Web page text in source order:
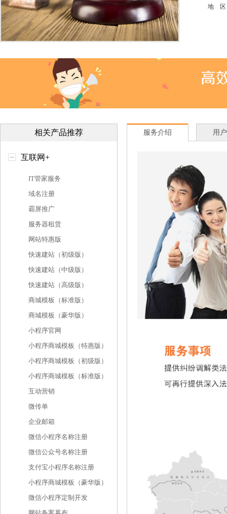
地 区
相关产品推荐
互联网+
IT管家服务
域名注册
霸屏推广
服务器租赁
网站特惠版
快速建站（初级版）
快速建站（中级版）
快速建站（高级版）
商城模板（标准版）
商城模板（豪华版）
小程序官网
小程序商城模板（特惠版）
小程序商城模板（初级版）
小程序商城模板（标准版）
互动营销
微传单
企业邮箱
微信小程序名称注册
微信公众号名称注册
支付宝小程序名称注册
小程序商城模板（豪华版）
微信小程序定制开发
服务介绍 用